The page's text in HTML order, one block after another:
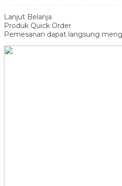
Lanjut Belanja
Produk Quick Order
Pemesanan dapat langsung